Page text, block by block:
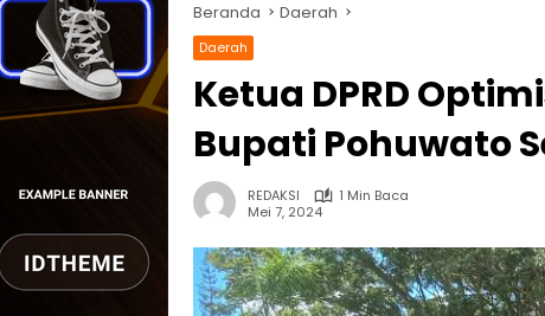
Beranda Daerah
Daerah
Ketua DPRD
Bupati Pohuwato
REDAKSI
1 Min Baca
Mei 7, 2024